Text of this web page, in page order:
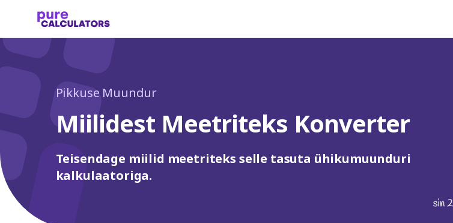
Pikkuse Muundur
Miilidest Meetriteks Konverter
Teisendage miilid meetriteks selle tasuta ühikumuunduri
kalkulaatoriga.